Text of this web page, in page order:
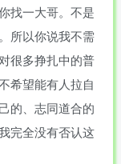
找一大哥。不是
所以你说我不需
很多挣扎中的普
希望能有人拉自
的、志同道合的
完全没有否认这